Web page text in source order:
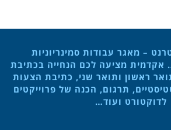
– מאגר עבודות סמינריוניות
אקדמית מציעה לכם הנחייה בכתיבת
ראשון ותואר שני, כתיבת הצעות
תרגום, הכנה של פרוייקטים
לדוקטורט ועוד…